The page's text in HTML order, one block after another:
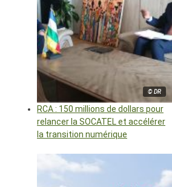
© DR
RCA : 150 millions de dollars pour
relancer la SOCATEL et accélérer
la transition numérique